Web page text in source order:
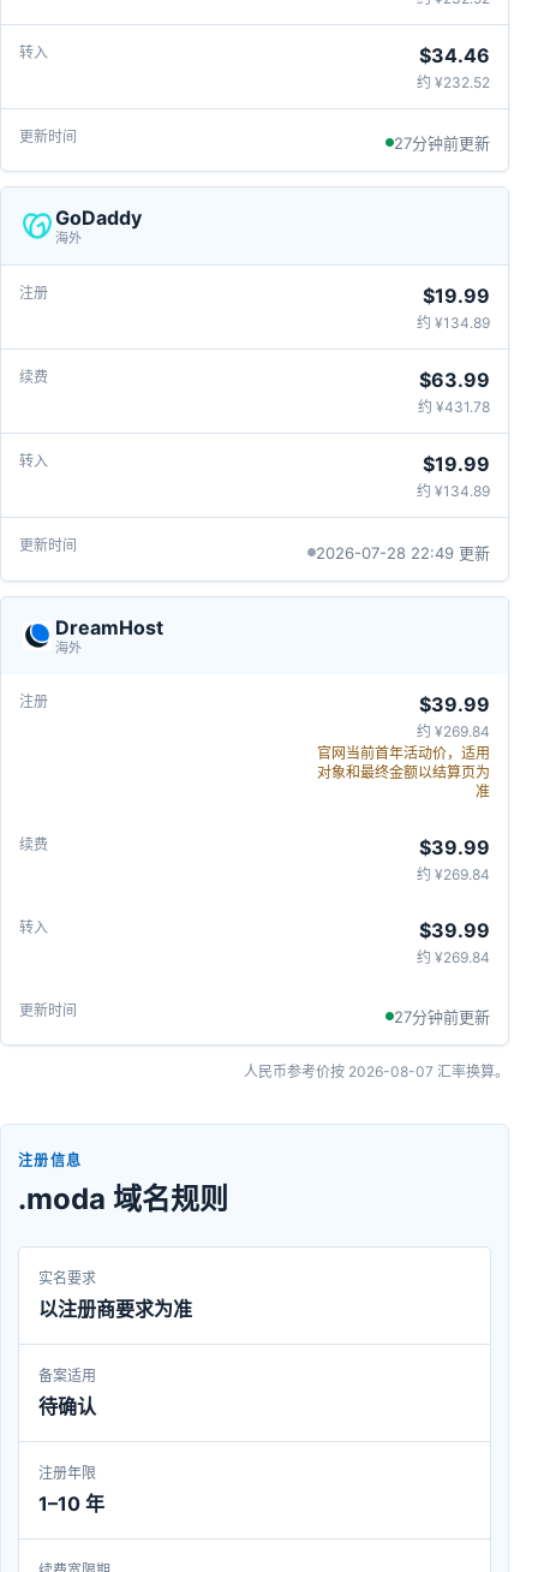
$34.46
约 ¥232.52
27分钟前更新
GoDaddy
海外
$19.99
约 ¥134.89
$63.99
约 ¥431.78
$19.99
约 ¥134.89
2026-07-28 22:49 更新
DreamHost
海外
$39.99
约 ¥269.84
官网当前首年活动价，适用
对象和最终金额以结算页为
准
$39.99
约 ¥269.84
$39.99
约 ¥269.84
27分钟前更新
人民币参考价按 2026-08-07 汇率换算。
注册信息
.moda 域名规则
实名要求
以注册商要求为准
备案适用
待确认
注册年限
1–10 年